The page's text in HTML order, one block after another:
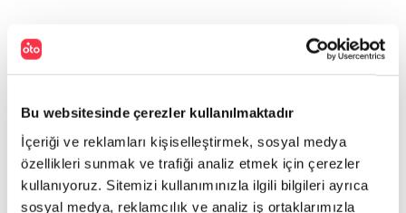
Bu websitesinde çerezler kullanılmaktadır
İçeriği ve reklamları kişiselleştirmek, sosyal medya
özellikleri sunmak ve trafiği analiz etmek için çerezler
kullanıyoruz. Sitemizi kullanımınızla ilgili bilgileri ayrıca
sosyal medya, reklamcılık ve analiz iş ortaklarımızla
PAYLAŞ